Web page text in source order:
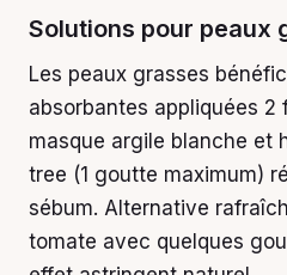
Solutions pour peaux
Les peaux grasses
absorbantes appliquées 2
masque argile blanche et
tree (1 goutte maximum)
sébum. Alternative
tomate avec quelques